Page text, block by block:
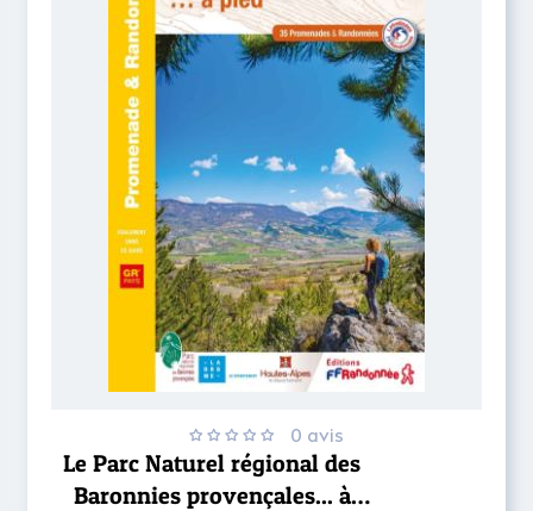
0 avis
Le Parc Naturel régional des
Baronnies provençales... à